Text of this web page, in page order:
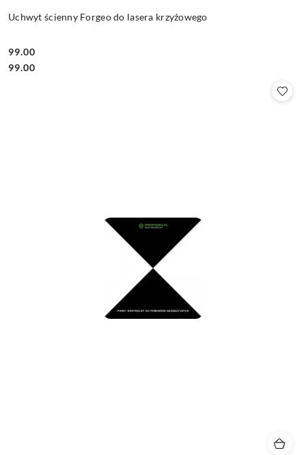
Uchwyt ścienny Forgeo do lasera krzyżowego
Cena:
99.00
Cena:
99.00